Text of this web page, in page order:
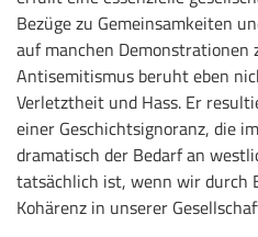
Bezüge zu Gemeinsamkeiten
auf manchen Demonstrationen
Antisemitismus beruht eben
Verletztheit und Hass. Er
einer Geschichtsignoranz, die
dramatisch der Bedarf an
tatsächlich ist, wenn wir durch
Kohärenz in unserer